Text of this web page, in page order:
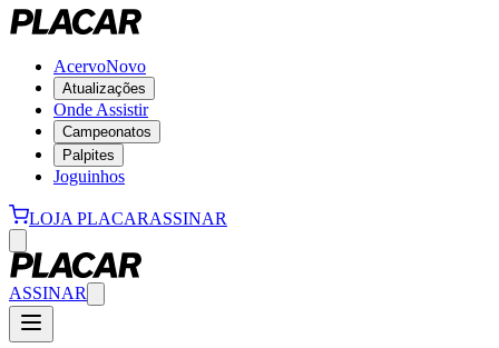
AcervoNovo
Atualizações
Onde Assistir
Campeonatos
Palpites
Joguinhos
LOJA PLACARASSINAR
ASSINAR